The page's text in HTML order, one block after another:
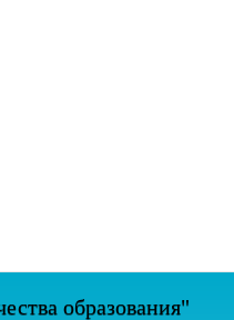
образования"